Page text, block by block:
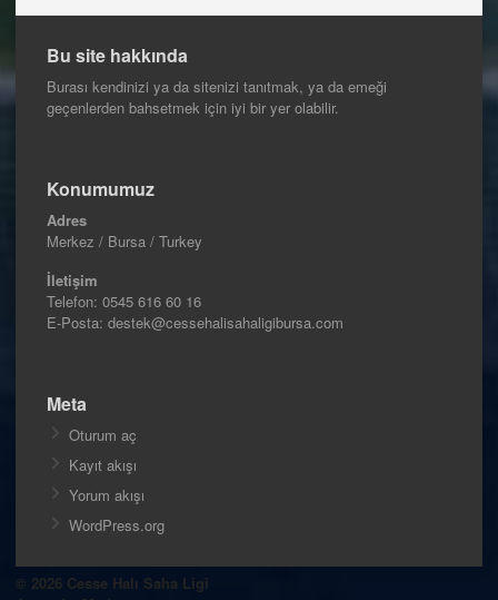
Bu site hakkında
Burası kendinizi ya da sitenizi tanıtmak, ya da emeği
geçenlerden bahsetmek için iyi bir yer olabilir.
Konumumuz
Adres
Merkez / Bursa / Turkey
İletişim
Telefon: 0545 616 60 16
E-Posta: destek@cessehalisahaligibursa.com
Meta
Oturum aç
Kayıt akışı
Yorum akışı
WordPress.org
© 2026 Cesse Halı Saha Ligi